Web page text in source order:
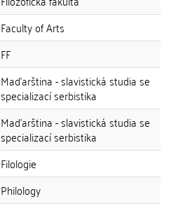
Faculty of Arts
FF
Maďarština - slavistická studia se
specializací serbistika
Maďarština - slavistická studia se
specializací serbistika
Filologie
Philology